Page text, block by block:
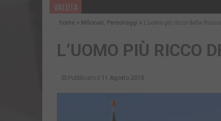
VALUTA
home Milionari, Personaggi L’uomo più ricco della
L’UOMO PIÙ RICCO
Pubblicato il 11 Agosto 2015